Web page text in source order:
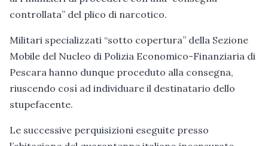
controllata” del plico di narcotico.
Militari specializzati “sotto copertura” della Sezione
Mobile del Nucleo di Polizia Economico-Finanziaria di
Pescara hanno dunque proceduto alla consegna,
riuscendo così ad individuare il destinatario dello
stupefacente.
Le successive perquisizioni eseguite presso